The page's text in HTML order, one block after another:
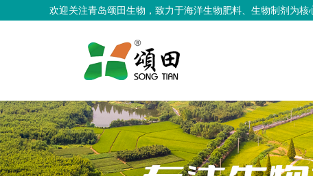
欢迎关注青岛颂田生物，致力于海洋生物肥料、生物制剂为核